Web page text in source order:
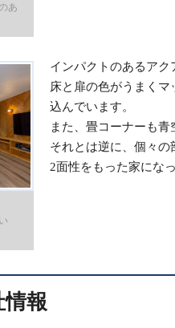
あ
インパクトのあるアク
床と扉の色がうまく
込んでいます。
また、畳コーナーも青
それとは逆に、個々の
2面性をもった家にな
情報